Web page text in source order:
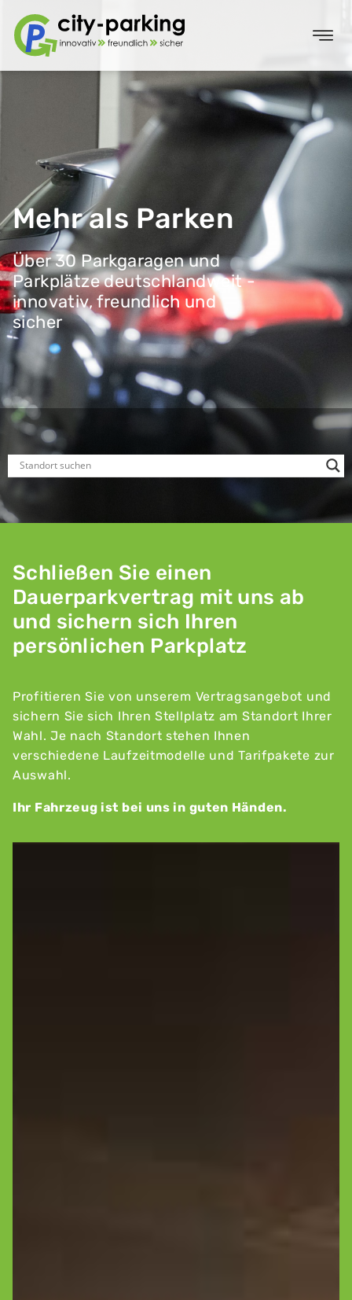
Mehr als Parken
Über 30 Parkgaragen und
Parkplätze deutschlandweit -
innovativ, freundlich und
sicher
Schließen Sie einen
Dauerparkvertrag mit uns ab
und sichern sich Ihren
persönlichen Parkplatz
Profitieren Sie von unserem Vertragsangebot und
sichern Sie sich Ihren Stellplatz am Standort Ihrer
Wahl. Je nach Standort stehen Ihnen
verschiedene Laufzeitmodelle und Tarifpakete zur
Auswahl.
Ihr Fahrzeug ist bei uns in guten Händen.